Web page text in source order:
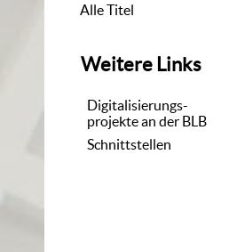
Alle Titel
Weitere Links
Digitalisierungs-
projekte an der BLB
Schnittstellen